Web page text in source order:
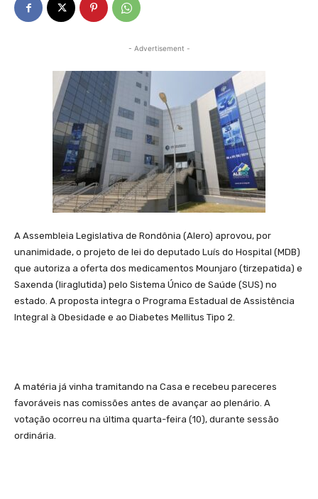
- Advertisement -
A Assembleia Legislativa de Rondônia (Alero) aprovou, por
unanimidade, o projeto de lei do deputado Luís do Hospital (MDB)
que autoriza a oferta dos medicamentos Mounjaro (tirzepatida) e
Saxenda (liraglutida) pelo Sistema Único de Saúde (SUS) no
estado. A proposta integra o Programa Estadual de Assistência
Integral à Obesidade e ao Diabetes Mellitus Tipo 2.
A matéria já vinha tramitando na Casa e recebeu pareceres
favoráveis nas comissões antes de avançar ao plenário. A
votação ocorreu na última quarta-feira (10), durante sessão
ordinária.